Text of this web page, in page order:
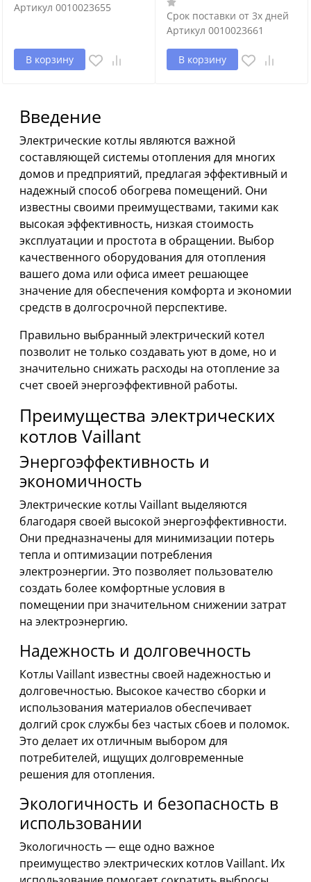
Артикул 0010023655
В корзину
Срок поставки от 3х дней
Артикул 0010023661
В корзину
Введение
Электрические котлы являются важной
составляющей системы отопления для многих
домов и предприятий, предлагая эффективный и
надежный способ обогрева помещений. Они
известны своими преимуществами, такими как
высокая эффективность, низкая стоимость
эксплуатации и простота в обращении. Выбор
качественного оборудования для отопления
вашего дома или офиса имеет решающее
значение для обеспечения комфорта и экономии
средств в долгосрочной перспективе.
Правильно выбранный электрический котел
позволит не только создавать уют в доме, но и
значительно снижать расходы на отопление за
счет своей энергоэффективной работы.
Преимущества электрических
котлов Vaillant
Энергоэффективность и
экономичность
Электрические котлы Vaillant выделяются
благодаря своей высокой энергоэффективности.
Они предназначены для минимизации потерь
тепла и оптимизации потребления
электроэнергии. Это позволяет пользователю
создать более комфортные условия в
помещении при значительном снижении затрат
на электроэнергию.
Надежность и долговечность
Котлы Vaillant известны своей надежностью и
долговечностью. Высокое качество сборки и
использования материалов обеспечивает
долгий срок службы без частых сбоев и поломок.
Это делает их отличным выбором для
потребителей, ищущих долговременные
решения для отопления.
Экологичность и безопасность в
использовании
Экологичность — еще одно важное
преимущество электрических котлов Vaillant. Их